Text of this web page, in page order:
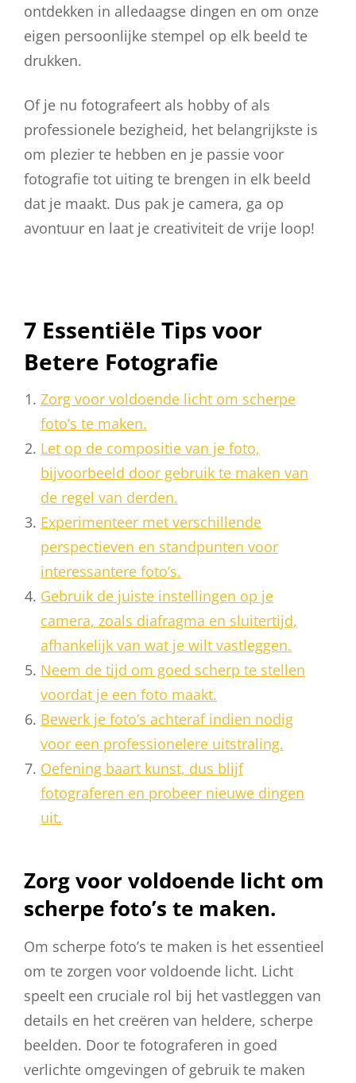
ontdekken in alledaagse dingen en om onze
eigen persoonlijke stempel op elk beeld te
drukken.
Of je nu fotografeert als hobby of als
professionele bezigheid, het belangrijkste is
om plezier te hebben en je passie voor
fotografie tot uiting te brengen in elk beeld
dat je maakt. Dus pak je camera, ga op
avontuur en laat je creativiteit de vrije loop!
7 Essentiële Tips voor
Betere Fotografie
Zorg voor voldoende licht om scherpe
foto’s te maken.
Let op de compositie van je foto,
bijvoorbeeld door gebruik te maken van
de regel van derden.
Experimenteer met verschillende
perspectieven en standpunten voor
interessantere foto’s.
Gebruik de juiste instellingen op je
camera, zoals diafragma en sluitertijd,
afhankelijk van wat je wilt vastleggen.
Neem de tijd om goed scherp te stellen
voordat je een foto maakt.
Bewerk je foto’s achteraf indien nodig
voor een professionelere uitstraling.
Oefening baart kunst, dus blijf
fotograferen en probeer nieuwe dingen
uit.
Zorg voor voldoende licht om
scherpe foto’s te maken.
Om scherpe foto’s te maken is het essentieel
om te zorgen voor voldoende licht. Licht
speelt een cruciale rol bij het vastleggen van
details en het creëren van heldere, scherpe
beelden. Door te fotograferen in goed
verlichte omgevingen of gebruik te maken